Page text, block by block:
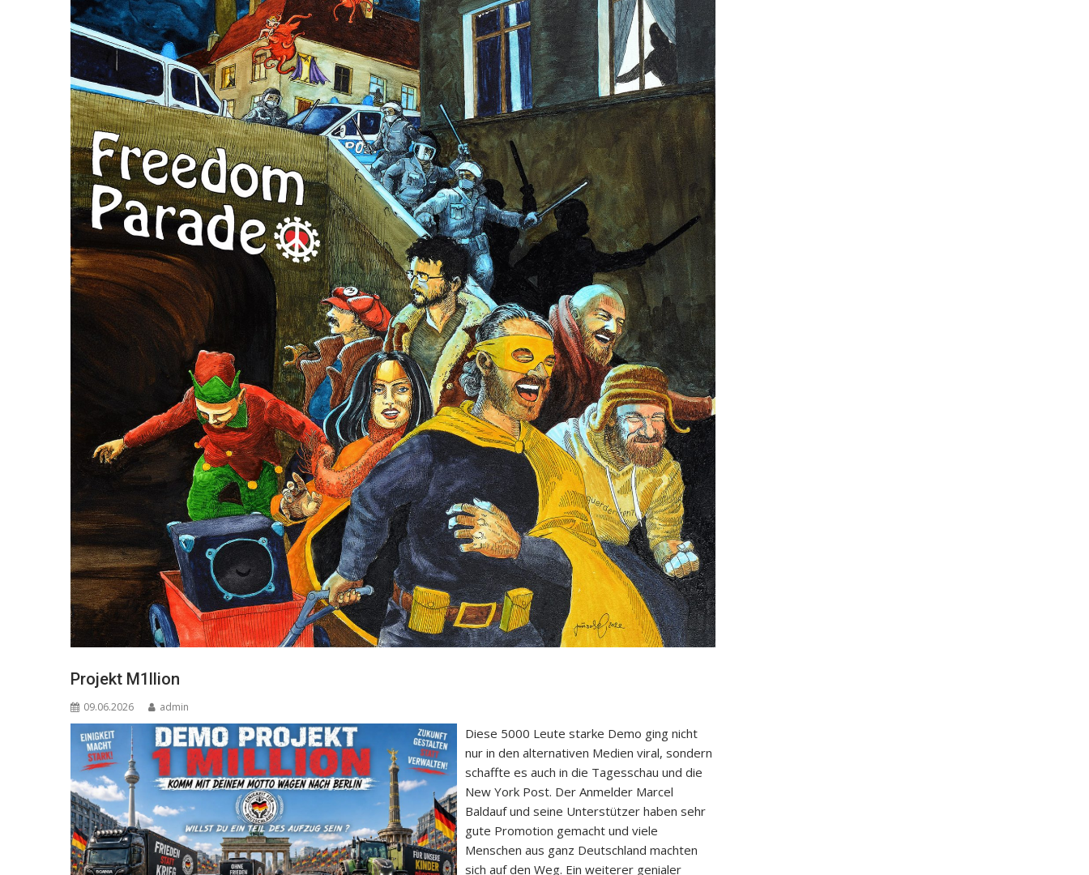
Projekt M1llion
09.06.2026 admin
Diese 5000 Leute starke Demo ging nicht
nur in den alternativen Medien viral, sondern
schaffte es auch in die Tagesschau und die
New York Post. Der Anmelder Marcel
Baldauf und seine Unterstützer haben sehr
gute Promotion gemacht und viele
Menschen aus ganz Deutschland machten
sich auf den Weg. Ein weiterer genialer